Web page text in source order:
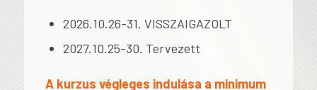
2026.10.26-31. VISSZAIGAZOLT
2027.10.25-30. Tervezett
A kurzus végleges indulása a minimum